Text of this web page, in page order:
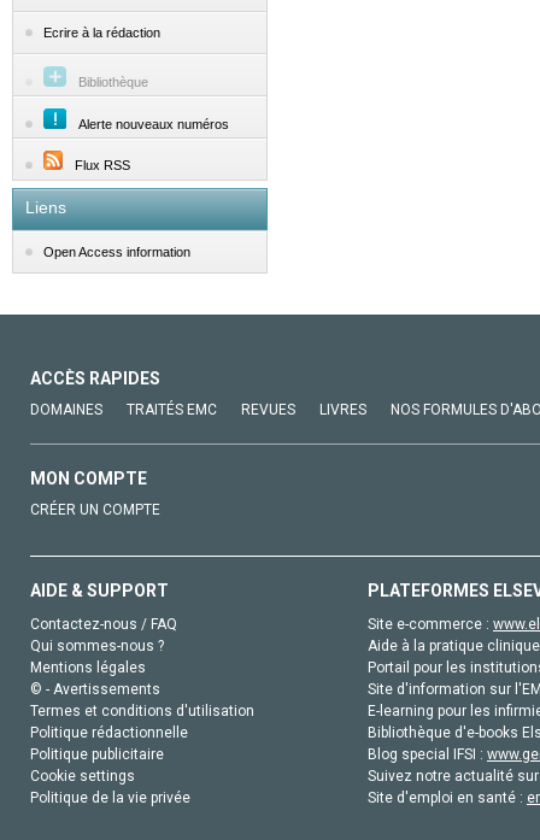
Ecrire à la rédaction
Bibliothèque
Alerte nouveaux numéros
Flux RSS
Liens
Open Access information
ACCÈS RAPIDES
DOMAINES TRAITÉS EMC REVUES LIVRES NOS FORMULES
MON COMPTE
CRÉER UN COMPTE
AIDE & SUPPORT
Contactez-nous / FAQ
Qui sommes-nous ?
Mentions légales
© - Avertissements
Termes et conditions d'utilisation
Politique rédactionnelle
Politique publicitaire
Cookie settings
Politique de la vie privée
PLATEFORMES
Site e-commerce :
Aide à la pratique
Portail pour les
Site d'information sur
E-learning pour les
Bibliothèque d'e-books
Blog special IFSI :
Suivez notre actualité
Site d'emploi en santé :